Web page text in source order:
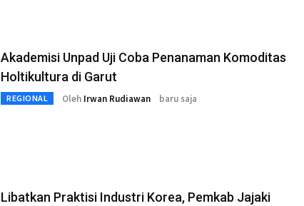
Akademisi Unpad Uji Coba Penanaman Komoditas
Holtikultura di Garut
REGIONAL Oleh Irwan Rudiawan baru saja
Libatkan Praktisi Industri Korea, Pemkab Jajaki